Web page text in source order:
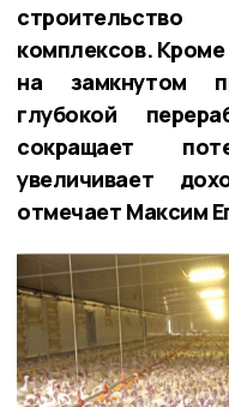
комплексов.
на замкнутом
глубокой
сокращает
увеличивает
отмечает Максим